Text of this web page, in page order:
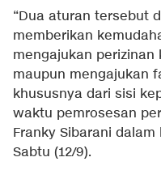
“Dua aturan tersebut
memberikan
mengajukan perizinan
maupun mengajukan
khususnya dari sisi
waktu pemrosesan
Franky Sibarani
Sabtu (12/9).